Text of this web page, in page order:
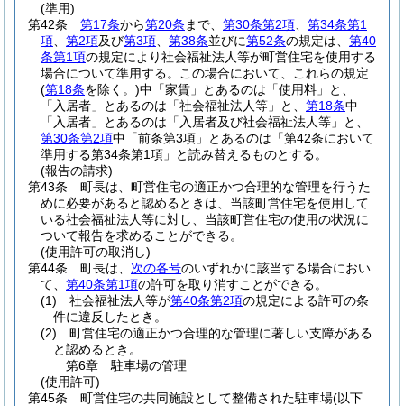
(準用)
第42条
第17条から第20条 まで、 第30条第2項
第34条第1
項
第2項及び第3項 第38条並びに第52条の規定は、 第40
条第1項の規定により社会福祉法人等が町営住宅を使用する
場合について準用する。
この場合において、これらの規定
(第18条を除く。)中「家賃」とあるのは「使用料」と、
「入居者」とあるのは「社会福祉法人等」と、 第18条中
「入居者」とあるのは「入居者及び社会福祉法人等」と、
第30条第2項中「前条第3項」とあるのは「第42条において
準用する第34条第1項」と読み替えるものとする。
(報告の請求)
第43条
町長は、町営住宅の適正かつ合理的な管理を行うた
めに必要があると認めるときは、当該町営住宅を使用して
いる社会福祉法人等に対し、当該町営住宅の使用の状況に
ついて報告を求めることができる。
(使用許可の取消し)
第44条
町長は、 次の各号のいずれかに該当する場合におい
て、 第40条第1項の許可を取り消すことができる。
(1)
社会福祉法人等が第40条第2項の規定による許可の条
件に違反したとき。
(2)
町営住宅の適正かつ合理的な管理に著しい支障がある
と認めるとき。
第6章
駐車場の管理
(使用許可)
第45条
町営住宅の共同施設として整備された駐車場(以下